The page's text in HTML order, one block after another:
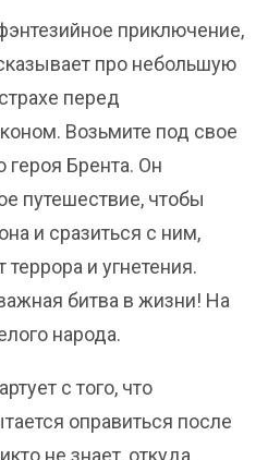
приключение,
про небольшую
перед
Возьмите под свое
героя Брента. Он
путешествие, чтобы
и сразиться с ним,
и угнетения.
битва в жизни! На
народа.
с того, что
оправиться после
не знает, откуда